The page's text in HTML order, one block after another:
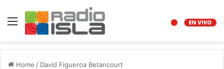
Menu
Home / David Figueroa Betancourt